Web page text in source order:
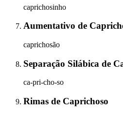
caprichosinho
Aumentativo de
caprichosão
Separação Silábica de
ca-pri-cho-so
Rimas de Caprichoso